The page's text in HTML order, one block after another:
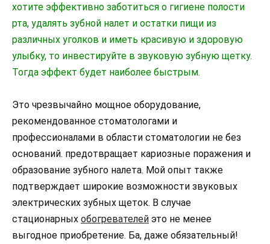
хотите эффективно заботиться о гигиене полости
рта, удалять зубной налет и остатки пищи из
различных уголков и иметь красивую и здоровую
улыбку, то инвестируйте в звуковую зубную щетку.
Тогда эффект будет наиболее быстрым.
Это чрезвычайно мощное оборудование,
рекомендованное стоматологами и
профессионалами в области стоматологии не без
оснований. предотвращает кариозные поражения и
образование зубного налета. Мой опыт также
подтверждает широкие возможности звуковых
электрических зубных щеток. В случае
стационарных обогревателей это не менее
выгодное приобретение. Ба, даже обязательный!